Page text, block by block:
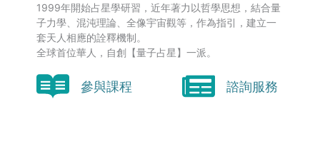
1999年開始占星學研習，近年著力以哲學思想，結合量
子力學、混沌理論、全像宇宙觀等，作為指引，建立一
套天人相應的詮釋機制。
全球首位華人，自創【量子占星】一派。
參與課程 諮詢服務